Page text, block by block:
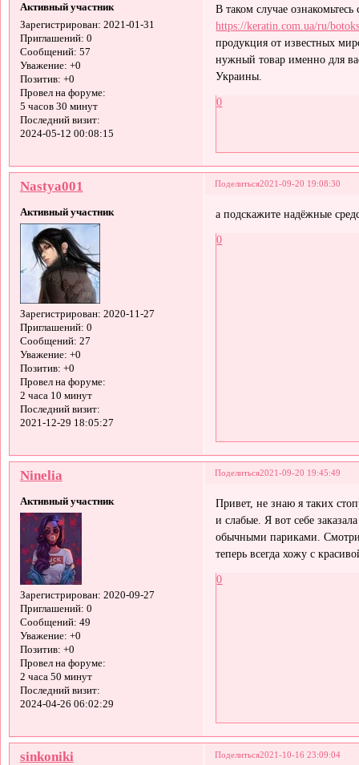
Активный участник
Зарегистрирован: 2021-01-31
Приглашений: 0
Сообщений: 57
Уважение: +0
Позитив: +0
Провел на форуме:
5 часов 30 минут
Последний визит:
2024-05-12 00:08:15
В таком случае
https://keratin.com.ua/ru/
продукция от известных
нужный товар именно для
Украины.
0
Поделиться2021-09-20 19:08:30
Nastya001
Активный участник
Зарегистрирован: 2020-11-27
Приглашений: 0
Сообщений: 27
Уважение: +0
Позитив: +0
Провел на форуме:
2 часа 10 минут
Последний визит:
2021-12-29 18:05:27
а подскажите надёжные
0
Поделиться2021-09-20 19:45:49
Ninelia
Активный участник
Зарегистрирован: 2020-09-27
Приглашений: 0
Сообщений: 49
Уважение: +0
Позитив: +0
Провел на форуме:
2 часа 50 минут
Последний визит:
2024-04-26 06:02:29
Привет, не знаю я таких
и слабые. Я вот себе
обычными париками.
теперь всегда хожу с
0
Поделиться2021-10-16 23:09:04
sinkoniki